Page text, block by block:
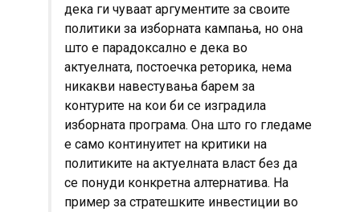
дека ги чуваат аргументите за своите
политики за изборната кампања, но она
што е парадоксално е дека во
актуелната, постоечка реторика, нема
никакви навестувања барем за
контурите на кои би се изградила
изборната програма. Она што го гледаме
е само континуитет на критики на
политиките на актуелната власт без да
се понуди конкретна алтернатива. На
пример за стратешките инвестиции во